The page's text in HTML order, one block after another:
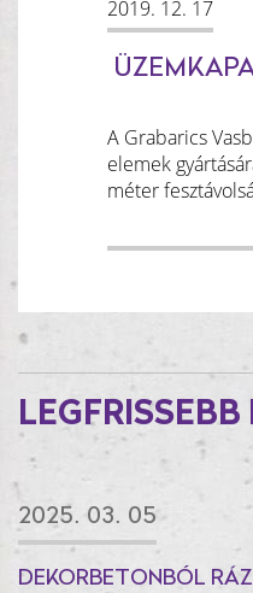
2019. 12. 17
A Grabarics
elemek
méter
LEGFRISSEBB
2025. 03. 05
DEKORBETONBÓL